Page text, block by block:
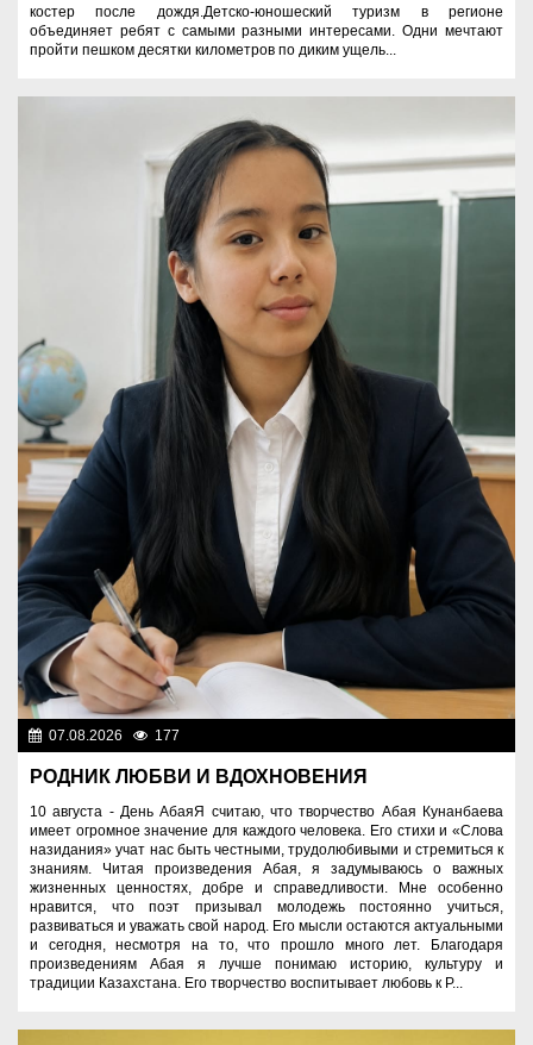
костер после дождя.Детско-юношеский туризм в регионе
объединяет ребят с самыми разными интересами. Одни мечтают
пройти пешком десятки километров по диким ущель...
07.08.2026 177
РОДНИК ЛЮБВИ И ВДОХНОВЕНИЯ
10 августа - День АбаяЯ считаю, что творчество Абая Кунанбаева
имеет огромное значение для каждого человека. Его стихи и «Слова
назидания» учат нас быть честными, трудолюбивыми и стремиться к
знаниям. Читая произведения Абая, я задумываюсь о важных
жизненных ценностях, добре и справедливости. Мне особенно
нравится, что поэт призывал молодежь постоянно учиться,
развиваться и уважать свой народ. Его мысли остаются актуальными
и сегодня, несмотря на то, что прошло много лет. Благодаря
произведениям Абая я лучше понимаю историю, культуру и
традиции Казахстана. Его творчество воспитывает любовь к Р...